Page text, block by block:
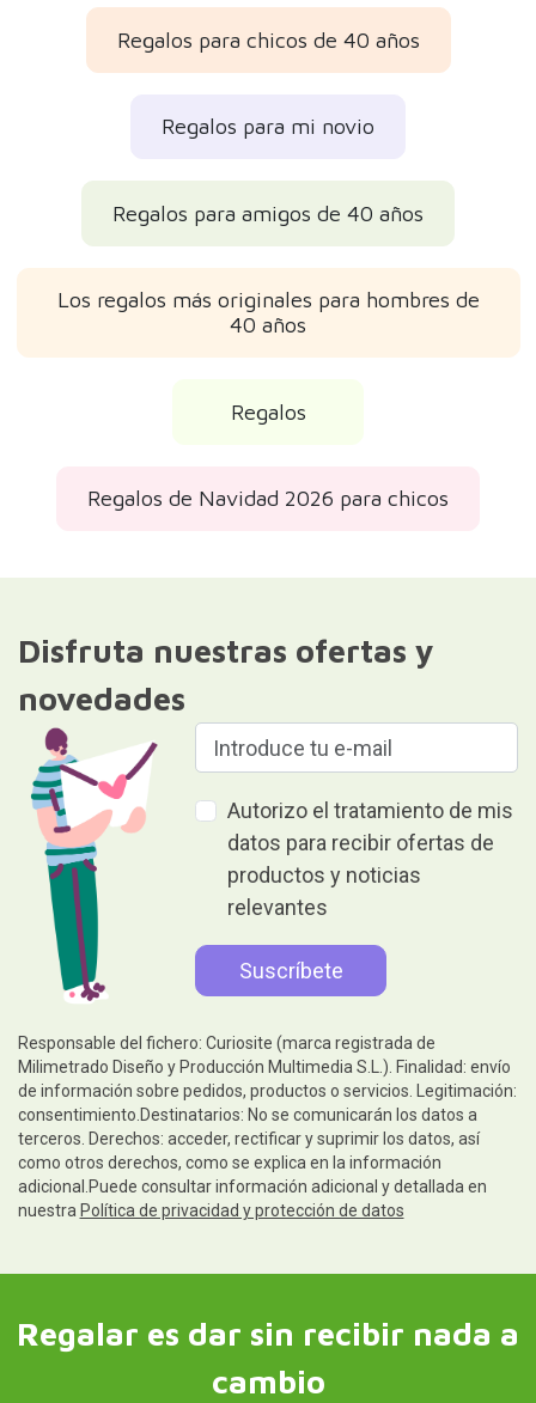
Regalos para chicos de 40 años
Regalos para mi novio
Regalos para amigos de 40 años
Los regalos más originales para hombres de
40 años
Regalos
Regalos de Navidad 2026 para chicos
Disfruta nuestras ofertas y
novedades
Autorizo el tratamiento de mis
datos para recibir ofertas de
productos y noticias
relevantes
Responsable del fichero: Curiosite (marca registrada de
Milimetrado Diseño y Producción Multimedia S.L.). Finalidad: envío
de información sobre pedidos, productos o servicios. Legitimación:
consentimiento.Destinatarios: No se comunicarán los datos a
terceros. Derechos: acceder, rectificar y suprimir los datos, así
como otros derechos, como se explica en la información
adicional.Puede consultar información adicional y detallada en
nuestra Política de privacidad y protección de datos
Regalar es dar sin recibir nada a
cambio